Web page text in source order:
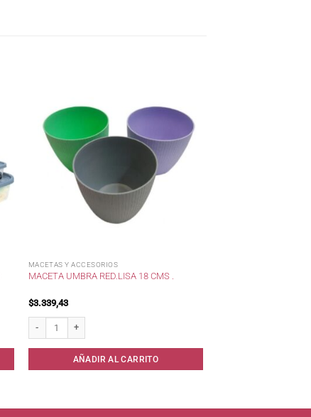
MACETAS Y ACCESORIOS
MACETA UMBRA RED.LISA 18 CMS .
$3.339,43
AÑADIR AL CARRITO